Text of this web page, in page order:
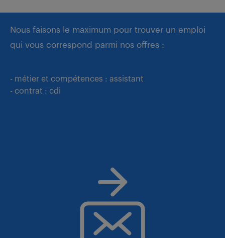
Nous faisons le maximum pour trouver un emploi
qui vous correspond parmi nos offres :
- métier et compétences : assistant
- contrat : cdi